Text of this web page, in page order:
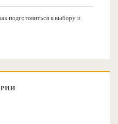
подготовиться к выбору и